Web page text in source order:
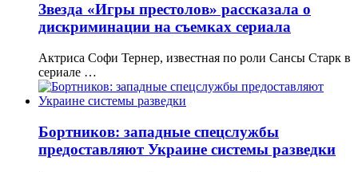
Звезда «Игры престолов» рассказала о
дискриминации на съемках сериала
Актриса Софи Тернер, известная по роли Сансы Старк в
сериале …
Бортников: западные спецслужбы
предоставляют Украине системы разведки